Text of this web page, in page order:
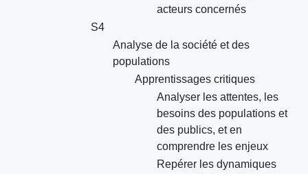
acteurs concernés
S4
Analyse de la société et des
populations
Apprentissages critiques
Analyser les attentes, les
besoins des populations et
des publics, et en
comprendre les enjeux
Repérer les dynamiques